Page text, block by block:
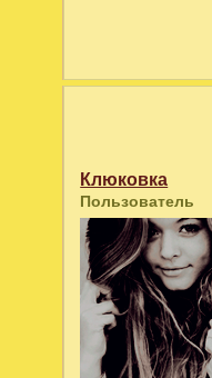
Клюковка
Пользователь